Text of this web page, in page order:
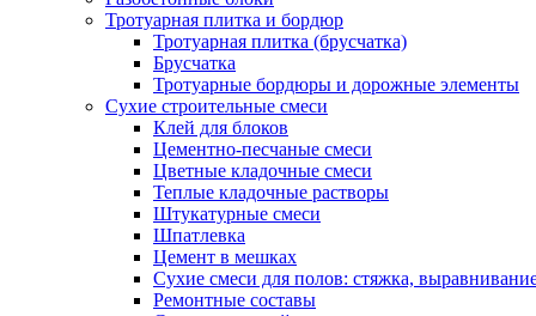
Тротуарная плитка и бордюр
Тротуарная плитка (брусчатка)
Брусчатка
Тротуарные бордюры и дорожные элементы
Сухие строительные смеси
Клей для блоков
Цементно-песчаные смеси
Цветные кладочные смеси
Теплые кладочные растворы
Штукатурные смеси
Шпатлевка
Цемент в мешках
Сухие смеси для полов: стяжка,
Ремонтные составы